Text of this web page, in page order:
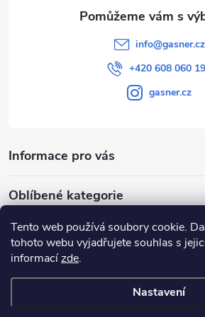
Tento web používá soubory cookie.
tohoto webu vyjadřujete souhlas s
informacízde.
Nastavení
info@gasner.cz
+420 608 060
gasner.cz
Informace pro vás
Oblíbené kategorie
Přijímáme online platby